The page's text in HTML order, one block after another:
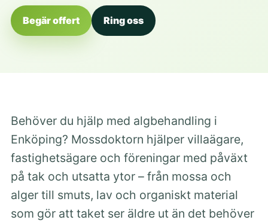
Begär offert Ring oss
Behöver du hjälp med algbehandling i
Enköping? Mossdoktorn hjälper villaägare,
fastighetsägare och föreningar med påväxt
på tak och utsatta ytor – från mossa och
alger till smuts, lav och organiskt material
som gör att taket ser äldre ut än det behöver